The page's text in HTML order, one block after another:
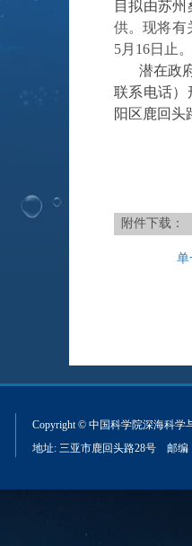
目拟由苏
供。现将有
5月16日止。
潜在政
联系电话）
阳区鹿回头
附件下载：
单
Copyright © 中国科学院深海科
地址: 三亚市鹿回头路28号 邮